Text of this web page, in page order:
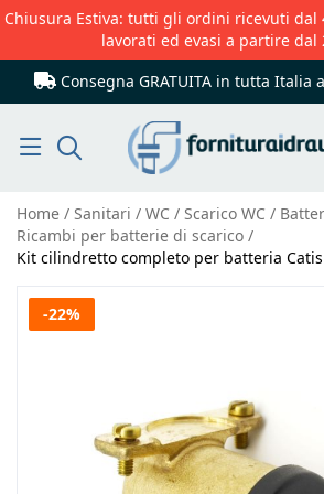
Chiusura Estiva: tutti gli ordini ricevuti dal
lavorati ed evasi a partire dal
Consegna GRATUITA in tutta Italia
Home Sanitari WC Scarico WC
Ricambi per batterie di scarico
Kit cilindretto completo per batteria Catis
Vai
-22%